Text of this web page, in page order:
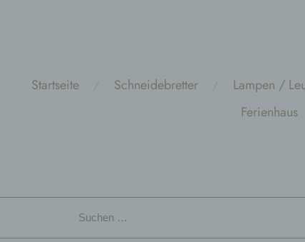
Startseite Schneidebretter Lampen /
Ferienhaus